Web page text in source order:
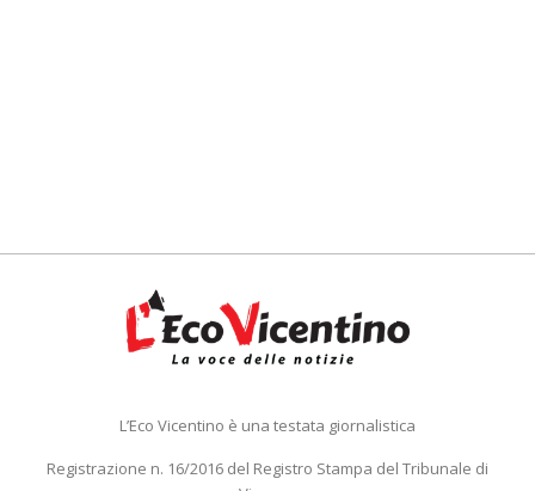
L’Eco Vicentino è una testata giornalistica
Registrazione n. 16/2016 del Registro Stampa del Tribunale di